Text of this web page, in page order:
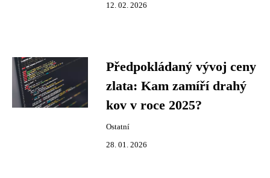
12. 02. 2026
Předpokládaný vývoj ceny
zlata: Kam zamíří drahý
kov v roce 2025?
Ostatní
28. 01. 2026